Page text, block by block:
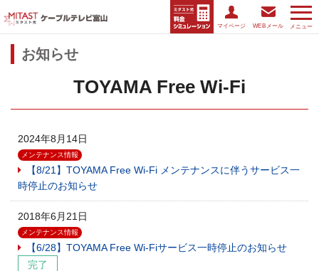
メニュー
マイページ WEBメール
お知らせ
TOYAMA Free Wi-Fi
2024年8月14日
メンテナンス情報
【8/21】TOYAMA Free Wi-Fi メンテナンスに伴うサービス一
時停止のお知らせ
2018年6月21日
メンテナンス情報
【6/28】TOYAMA Free Wi-Fiサービス一時停止のお知らせ
完了